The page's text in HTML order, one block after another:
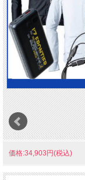
価格:34,903円(税込)